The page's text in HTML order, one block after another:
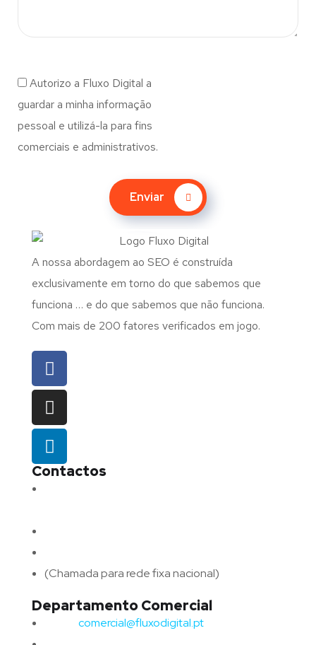
Autorizo a Fluxo Digital a
guardar a minha informação
pessoal e utilizá-la para fins
comerciais e administrativos.
Enviar
A nossa abordagem ao SEO é construída
exclusivamente em torno do que sabemos que
funciona … e do que sabemos que não funciona.
Com mais de 200 fatores verificados em jogo.
Contactos
(Chamada para rede fixa nacional)
Departamento Comercial
comercial@fluxodigital.pt